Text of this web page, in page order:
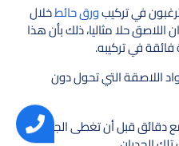
في تركيبورق حائطخلال
حلا مثاليا، ذلك بأن هذا
في تركيبه.
اللاصقة التي تحول دون
دقائق قبل أن تغطى الجدران